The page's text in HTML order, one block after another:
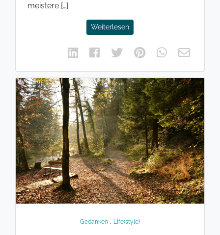
meistere […]
Weiterlesen
Gedanken . Life(style)